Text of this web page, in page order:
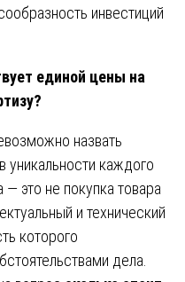
инвестиций
единой цены на
назвать
каждого
это не покупка товара
и технический
которого
дела.